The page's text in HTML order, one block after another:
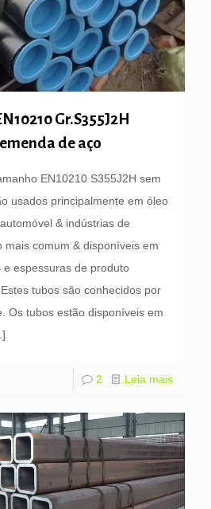
Gr.S355J2H
de aço
EN10210 S355J2H sem
usados principalmente em óleo
& indústrias de
mais comum & disponíveis em
espessuras de produto
tubos são conhecidos por
Os tubos estão disponíveis em
2 Leia mais